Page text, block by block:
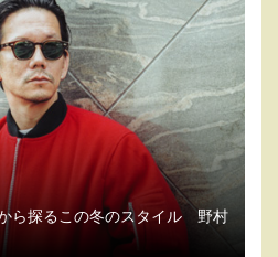
ら探るこの冬のスタイル 野村